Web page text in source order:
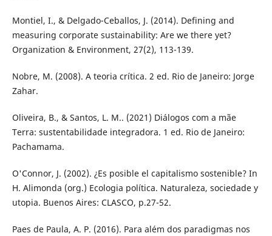
Montiel, I., & Delgado-Ceballos, J. (2014). Defining and
measuring corporate sustainability: Are we there yet?
Organization & Environment, 27(2), 113-139.
Nobre, M. (2008). A teoria crítica. 2 ed. Rio de Janeiro: Jorge
Zahar.
Oliveira, B., & Santos, L. M.. (2021) Diálogos com a mãe
Terra: sustentabilidade integradora. 1 ed. Rio de Janeiro:
Pachamama.
O'Connor, J. (2002). ¿Es posible el capitalismo sostenible? In
H. Alimonda (org.) Ecologia política. Naturaleza, sociedade y
utopia. Buenos Aires: CLASCO, p.27-52.
Paes de Paula, A. P. (2016). Para além dos paradigmas nos